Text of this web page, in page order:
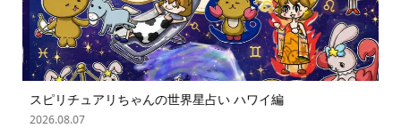
スピリチュアリちゃんの世界星占い ハワイ編
2026.08.07